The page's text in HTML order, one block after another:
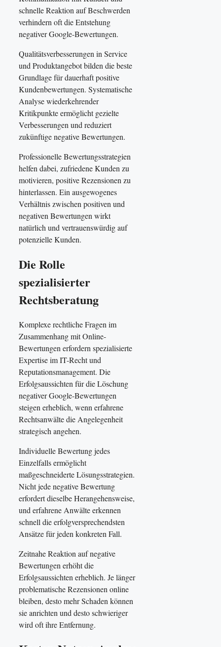
schnelle Reaktion auf Beschwerden
verhindern oft die Entstehung
negativer Google-Bewertungen.
Qualitätsverbesserungen in Service
und Produktangebot bilden die beste
Grundlage für dauerhaft positive
Kundenbewertungen. Systematische
Analyse wiederkehrender
Kritikpunkte ermöglicht gezielte
Verbesserungen und reduziert
zukünftige negative Bewertungen.
Professionelle Bewertungsstrategien
helfen dabei, zufriedene Kunden zu
motivieren, positive Rezensionen zu
hinterlassen. Ein ausgewogenes
Verhältnis zwischen positiven und
negativen Bewertungen wirkt
natürlich und vertrauenswürdig auf
potenzielle Kunden.
Die Rolle
spezialisierter
Rechtsberatung
Komplexe rechtliche Fragen im
Zusammenhang mit Online-
Bewertungen erfordern spezialisierte
Expertise im IT-Recht und
Reputationsmanagement. Die
Erfolgsaussichten für die Löschung
negativer Google-Bewertungen
steigen erheblich, wenn erfahrene
Rechtsanwälte die Angelegenheit
strategisch angehen.
Individuelle Bewertung jedes
Einzelfalls ermöglicht
maßgeschneiderte Lösungsstrategien.
Nicht jede negative Bewertung
erfordert dieselbe Herangehensweise,
und erfahrene Anwälte erkennen
schnell die erfolgversprechendsten
Ansätze für jeden konkreten Fall.
Zeitnahe Reaktion auf negative
Bewertungen erhöht die
Erfolgsaussichten erheblich. Je länger
problematische Rezensionen online
bleiben, desto mehr Schaden können
sie anrichten und desto schwieriger
wird oft ihre Entfernung.